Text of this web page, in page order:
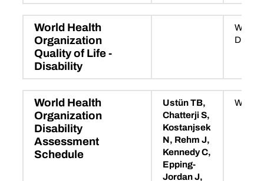
World Health
Organization
Quality of Life -
Disability
DIS
World Health
Organization
Disability
Assessment
Schedule
Ustün TB,
Chatterji S,
Kostanjsek
N, Rehm J,
Kennedy C,
Epping-
Jordan J,